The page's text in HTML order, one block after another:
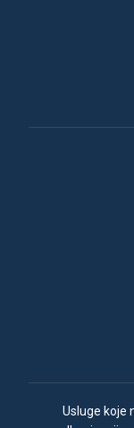
Usluge koje